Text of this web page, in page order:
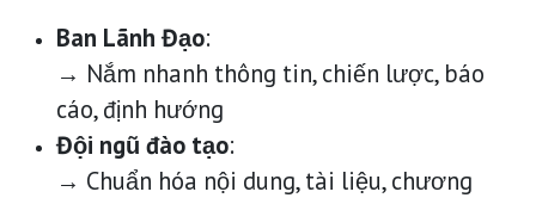
Ban Lãnh Đạo:
→ Nắm nhanh thông tin, chiến lược, báo
cáo, định hướng
Đội ngũ đào tạo:
→ Chuẩn hóa nội dung, tài liệu, chương